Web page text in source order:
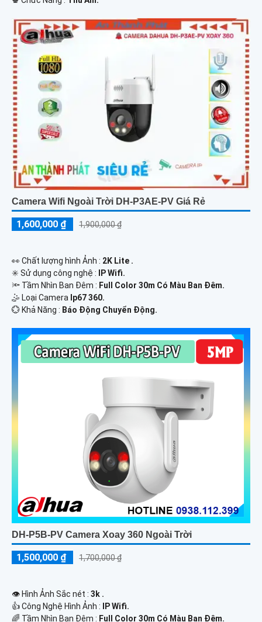
Camera Wifi Ngoài Trời DH-P3AE-PV Giá Rẻ
1,600,000 ₫ 1,900,000 ₫
️👀 Chất lượng hình Ảnh : 2K Lite .
✳️ Sử dụng công nghệ :
IP Wifi.
🔦 Tầm Nhìn Ban Đêm : Full Color 30m Có Màu Ban Ðêm.
🤹 Loại Camera Ip67 360.
️💮 Khả Năng : Báo Động Chuyển Động.
DH-P5B-PV Camera Xoay 360 Ngoài Trời
1,500,000 ₫ 1,700,000 ₫
👁 Hình Ảnh Sắc nét : 3k .
👍 Công Nghệ Hình Ảnh :
IP Wifi.
🌈 Tầm Nhìn Ban Đêm : Full Color 30m Có Màu Ban Ðêm.